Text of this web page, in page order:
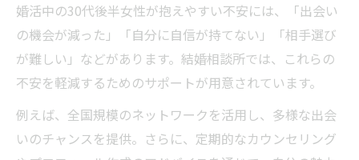
婚活中の30代後半女性が抱えやすい不安には、「出会い
の機会が減った」「自分に自信が持てない」「相手選び
が難しい」などがあります。結婚相談所では、これらの
不安を軽減するためのサポートが用意されています。
例えば、全国規模のネットワークを活用し、多様な出会
いのチャンスを提供。さらに、定期的なカウンセリング